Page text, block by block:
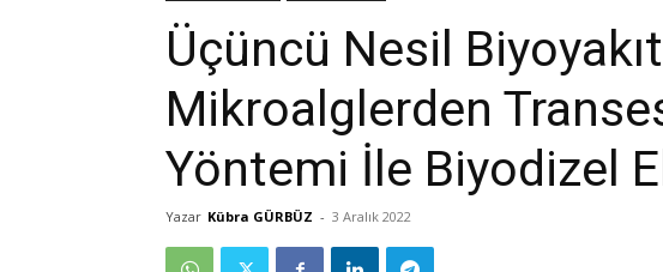
Üçüncü Nesil Biyoyakıt
Mikroalglerden
Yöntemi İle Biyodizel
Yazar Kübra GÜRBÜZ - 3 Aralık 2022